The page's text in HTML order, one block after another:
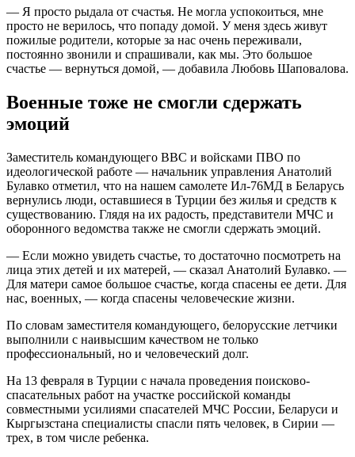
— Я просто рыдала от счастья. Не могла успокоиться, мне
просто не верилось, что попаду домой. У меня здесь живут
пожилые родители, которые за нас очень переживали,
постоянно звонили и спрашивали, как мы. Это большое
счастье — вернуться домой, — добавила Любовь Шаповалова.
Военные тоже не смогли сдержать
эмоций
Заместитель командующего ВВС и войсками ПВО по
идеологической работе — начальник управления Анатолий
Булавко отметил, что на нашем самолете Ил-76МД в Беларусь
вернулись люди, оставшиеся в Турции без жилья и средств к
существованию. Глядя на их радость, представители МЧС и
оборонного ведомства также не смогли сдержать эмоций.
— Если можно увидеть счастье, то достаточно посмотреть на
лица этих детей и их матерей, — сказал Анатолий Булавко. —
Для матери самое большое счастье, когда спасены ее дети. Для
нас, военных, — когда спасены человеческие жизни.
По словам заместителя командующего, белорусские летчики
выполнили с наивысшим качеством не только
профессиональный, но и человеческий долг.
На 13 февраля в Турции с начала проведения поисково-
спасательных работ на участке российской команды
совместными усилиями спасателей МЧС России, Беларуси и
Кыргызстана специалисты спасли пять человек, в Сирии —
трех, в том числе ребенка.